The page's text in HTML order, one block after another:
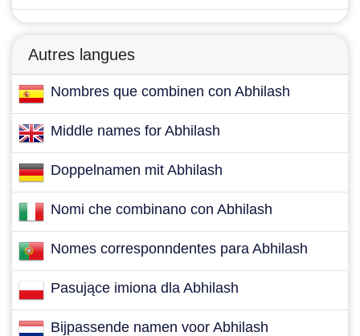
Autres langues
Nombres que combinen con Abhilash
Middle names for Abhilash
Doppelnamen mit Abhilash
Nomi che combinano con Abhilash
Nomes corresponndentes para Abhilash
Pasujące imiona dla Abhilash
Bijpassende namen voor Abhilash